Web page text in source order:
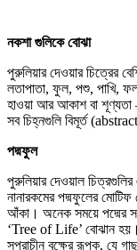
নকশা গুলিকে বোঝা
পুরুলিয়ার দেওয়ার চিত্রের
লতাপাতা, ফুল, পশু, পাখি,
হাওয়া আর আকাশ বা শূণ্যতা
সব চিহ্নগুলি বিমূর্ত
পদ্মফুল
পুরুলিয়ার দেওয়াল
নানারকমের পদ্মফুলের
আঁকা। অনেক সময়ে পদ্মের
‘Tree of Life’ বোঝান
সুপ্রাচীন বৃক্ষের রূপক, যে